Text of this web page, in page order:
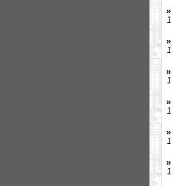
»
1
»
1
»
1
»
1
»
1
»
1